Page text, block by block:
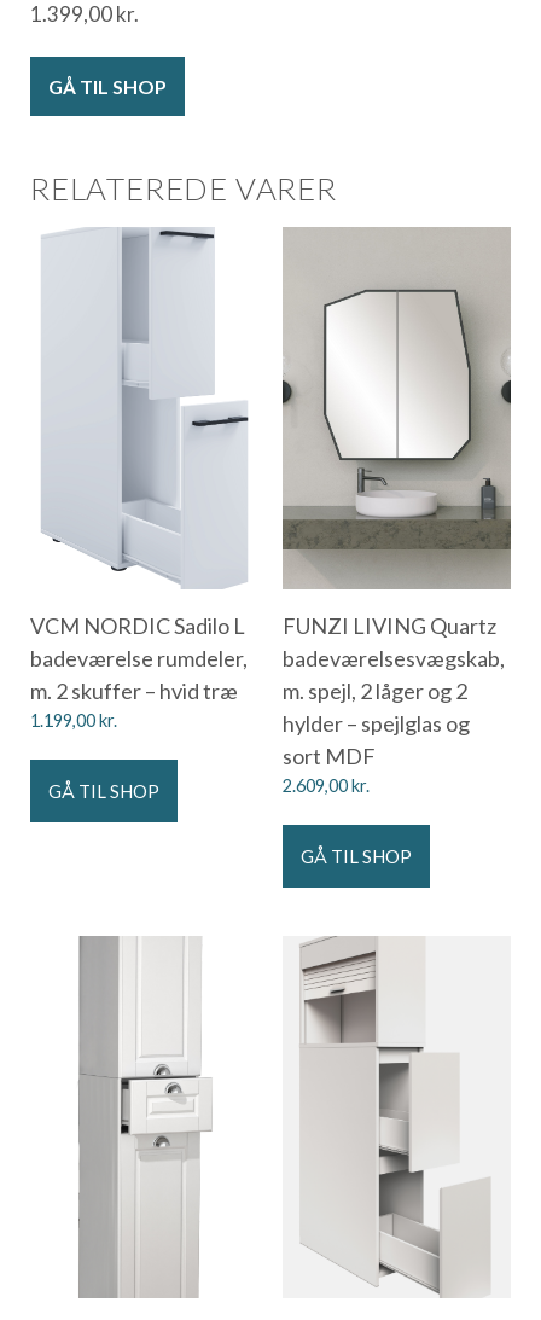
1.399,00kr.
GÅ TIL SHOP
RELATEREDE VARER
VCM NORDIC Sadilo L
badeværelse rumdeler,
m. 2 skuffer – hvid træ
1.199,00kr.
GÅ TIL SHOP
FUNZI LIVING Quartz
badeværelsesvægskab,
m. spejl, 2 låger og 2
hylder – spejlglas og
sort MDF
2.609,00kr.
GÅ TIL SHOP